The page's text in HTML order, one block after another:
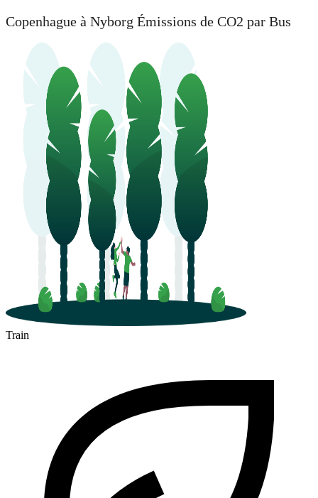
Copenhague à Nyborg Émissions de CO2 par Bus
Train